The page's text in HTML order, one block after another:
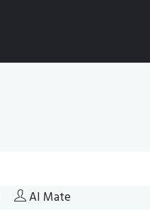
AI Mate